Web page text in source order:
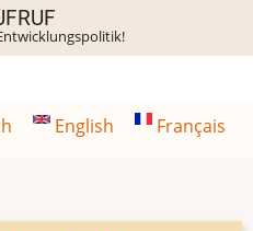
English Français